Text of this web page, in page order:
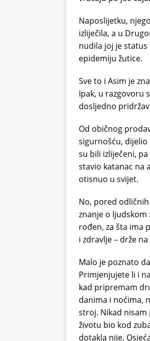
Naposlijetku,
izliječila, a u
nudila joj je status
epidemiju žutice.
Sve to i Asim je
Ipak, u razgovoru
dosljedno
Od običnog
sigurnošću, dijelio
su bili izliječeni,
stavio katanac na
otisnuo u svijet.
No, pored
znanje o ljudskom
rođen, za šta ima
i zdravlje – drže
Malo je poznato
Primjenjujete li i
kad pripremam
danima i noćima,
stroj. Nikad nisam
životu bio kod
dotakla nije.